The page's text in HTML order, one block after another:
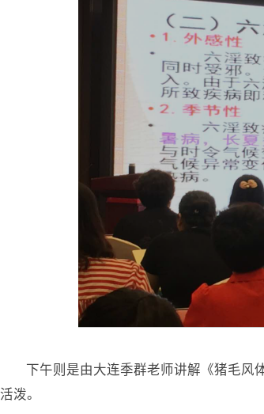
下午则是由大连季群老师讲解《猪毛风
活泼。